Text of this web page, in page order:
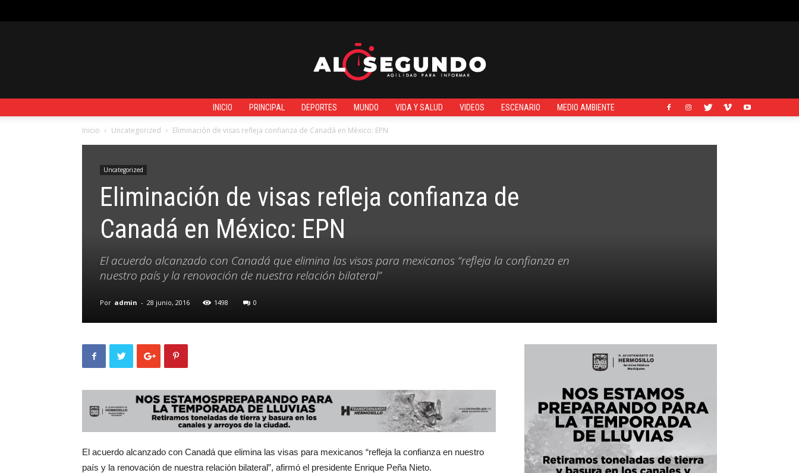
Segundo
INICIO PRINCIPAL DEPORTES MUNDO VIDA Y SALUD VIDEOS ESCENARIO MEDIO AMBIENTE
Inicio Uncategorized Eliminación de visas refleja confianza de Canadá en México: EPN
Uncategorized
Eliminación de visas refleja confianza de
Canadá en México: EPN
El acuerdo alcanzado con Canadá que elimina las visas para mexicanos “refleja la confianza en
nuestro país y la renovación de nuestra relación bilateral”
Por admin - 28 junio, 2016 1498 0
El acuerdo alcanzado con Canadá que elimina las visas para mexicanos “refleja la confianza en nuestro
país y la renovación de nuestra relación bilateral”, afirmó el presidente Enrique Peña Nieto.